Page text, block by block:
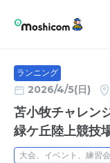
ランニング
2026/4/5(日)
苫小牧チャレン
緑ケ丘陸上競技
大会、イベント、練習会